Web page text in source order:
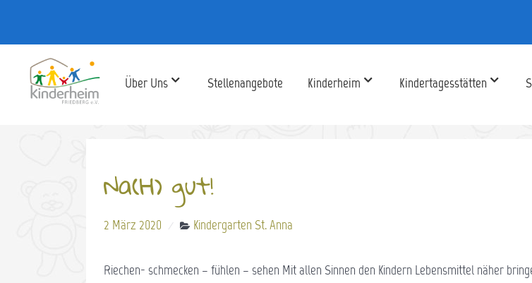
Über Uns Stellenangebote Kinderheim Kindertagesstätten
Na(H) gut!
2 März 2020 Kindergarten St. Anna
Riechen- schmecken – fühlen – sehen Mit allen Sinnen den Kindern Lebensmittel näher